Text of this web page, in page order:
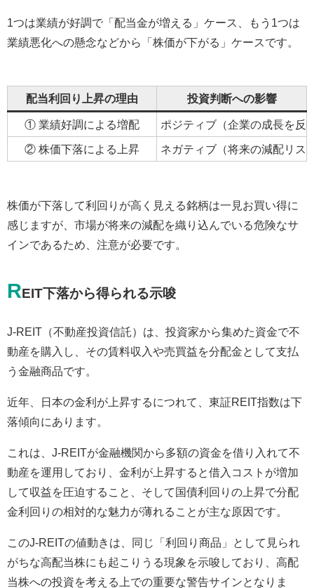
1つは業績が好調で「配当金が増える」ケース、もう1つは
業績悪化への懸念などから「株価が下がる」ケースです。
配当利回り上昇の理由 投資判断への影響
① 業績好調による増配 ポジティブ（企業の成長を反
② 株価下落による上昇 ネガティブ（将来の減配リス
株価が下落して利回りが高く見える銘柄は一見お買い得に
感じますが、市場が将来の減配を織り込んでいる危険なサ
インであるため、注意が必要です。
R EIT下落から得られる示唆
J-REIT（不動産投資信託）は、投資家から集めた資金で不
動産を購入し、その賃料収入や売買益を分配金として支払
う金融商品です。
近年、日本の金利が上昇するにつれて、東証REIT指数は下
落傾向にあります。
これは、J-REITが金融機関から多額の資金を借り入れて不
動産を運用しており、金利が上昇すると借入コストが増加
して収益を圧迫すること、そして国債利回りの上昇で分配
金利回りの相対的な魅力が薄れることが主な原因です。
このJ-REITの値動きは、同じ「利回り商品」として見られ
がちな高配当株にも起こりうる現象を示唆しており、高配
当株への投資を考える上での重要な警告サインとなりま